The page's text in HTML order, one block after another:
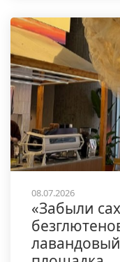
08.07.2026
«Забыли